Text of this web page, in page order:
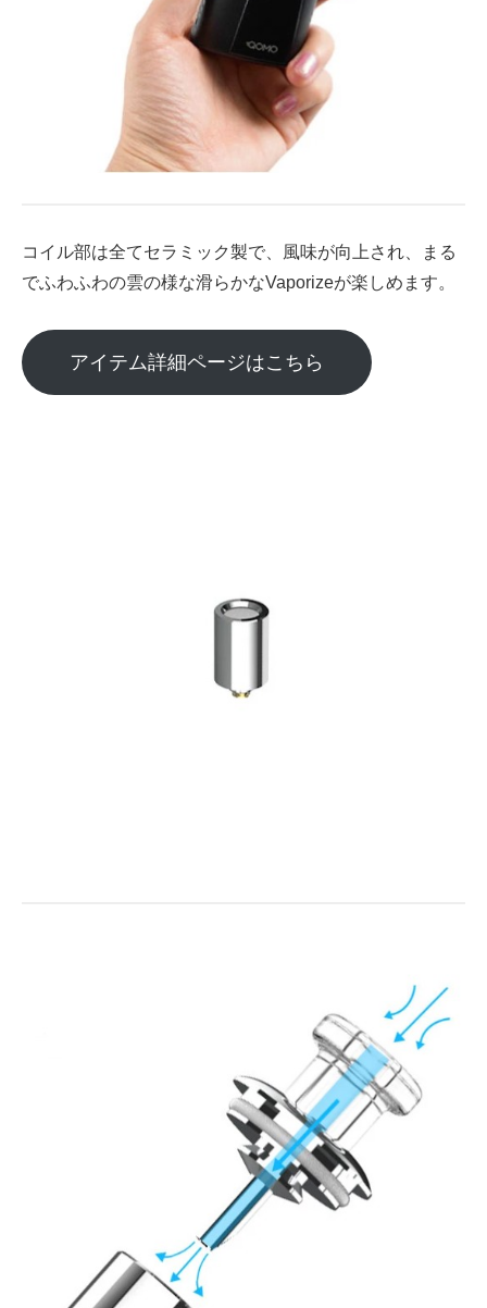
コイル部は全てセラミック製で、風味が向上され、まる
でふわふわの雲の様な滑らかなVaporizeが楽しめます。
アイテム詳細ページはこちら